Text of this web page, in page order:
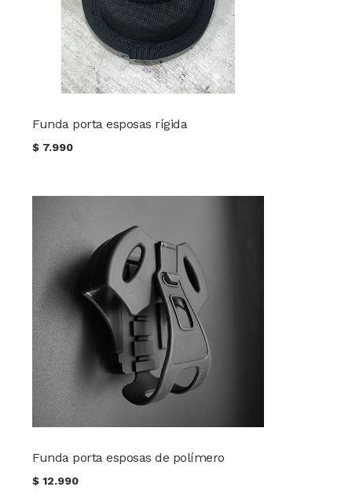
Funda porta esposas rígida
$ 7.990
Funda porta esposas de polímero
$12.990